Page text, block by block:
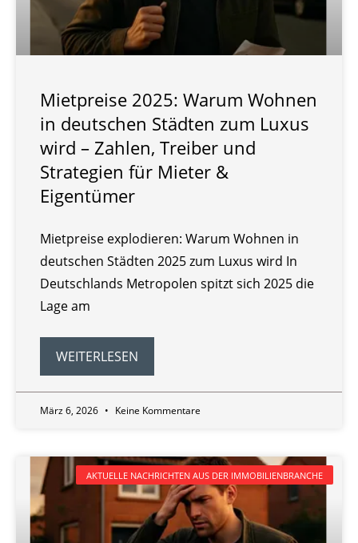
Mietpreise 2025: Warum Wohnen
in deutschen Städten zum Luxus
wird – Zahlen, Treiber und
Strategien für Mieter &
Eigentümer
Mietpreise explodieren: Warum Wohnen in
deutschen Städten 2025 zum Luxus wird In
Deutschlands Metropolen spitzt sich 2025 die
Lage am
WEITERLESEN
März 6, 2026 Keine Kommentare
AKTUELLE NACHRICHTEN AUS DER IMMOBILIENBRANCHE